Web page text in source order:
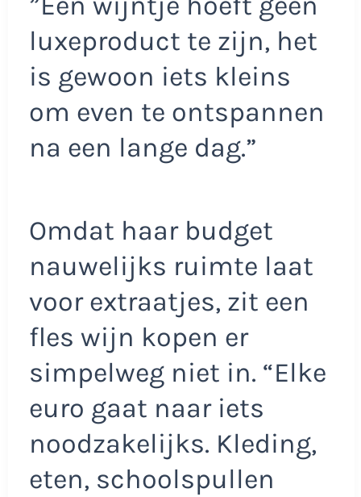
luxeproduct te zijn, het
is gewoon iets kleins
om even te ontspannen
na een lange dag.”
Omdat haar budget
nauwelijks ruimte laat
voor extraatjes, zit een
fles wijn kopen er
simpelweg niet in. “Elke
euro gaat naar iets
noodzakelijks. Kleding,
eten, schoolspullen